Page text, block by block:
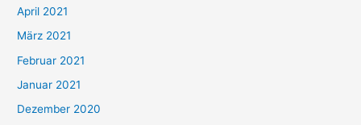
:
April 2021
März 2021
Februar 2021
Januar 2021
Dezember 2020